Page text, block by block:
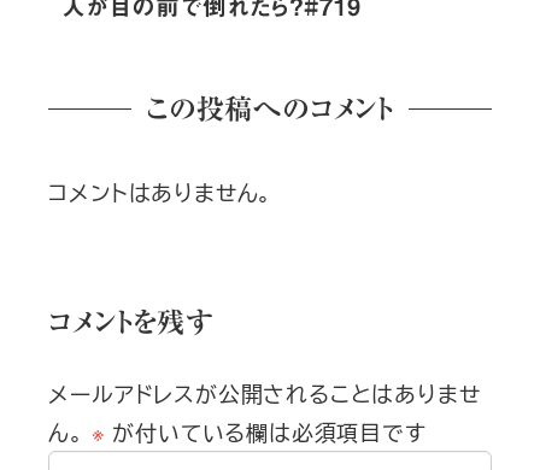
人が目の前で倒れたら？#719
この投稿へのコメント
コメントはありません。
コメントを残す
メールアドレスが公開されることはありませ
ん。 ※ が付いている欄は必須項目です